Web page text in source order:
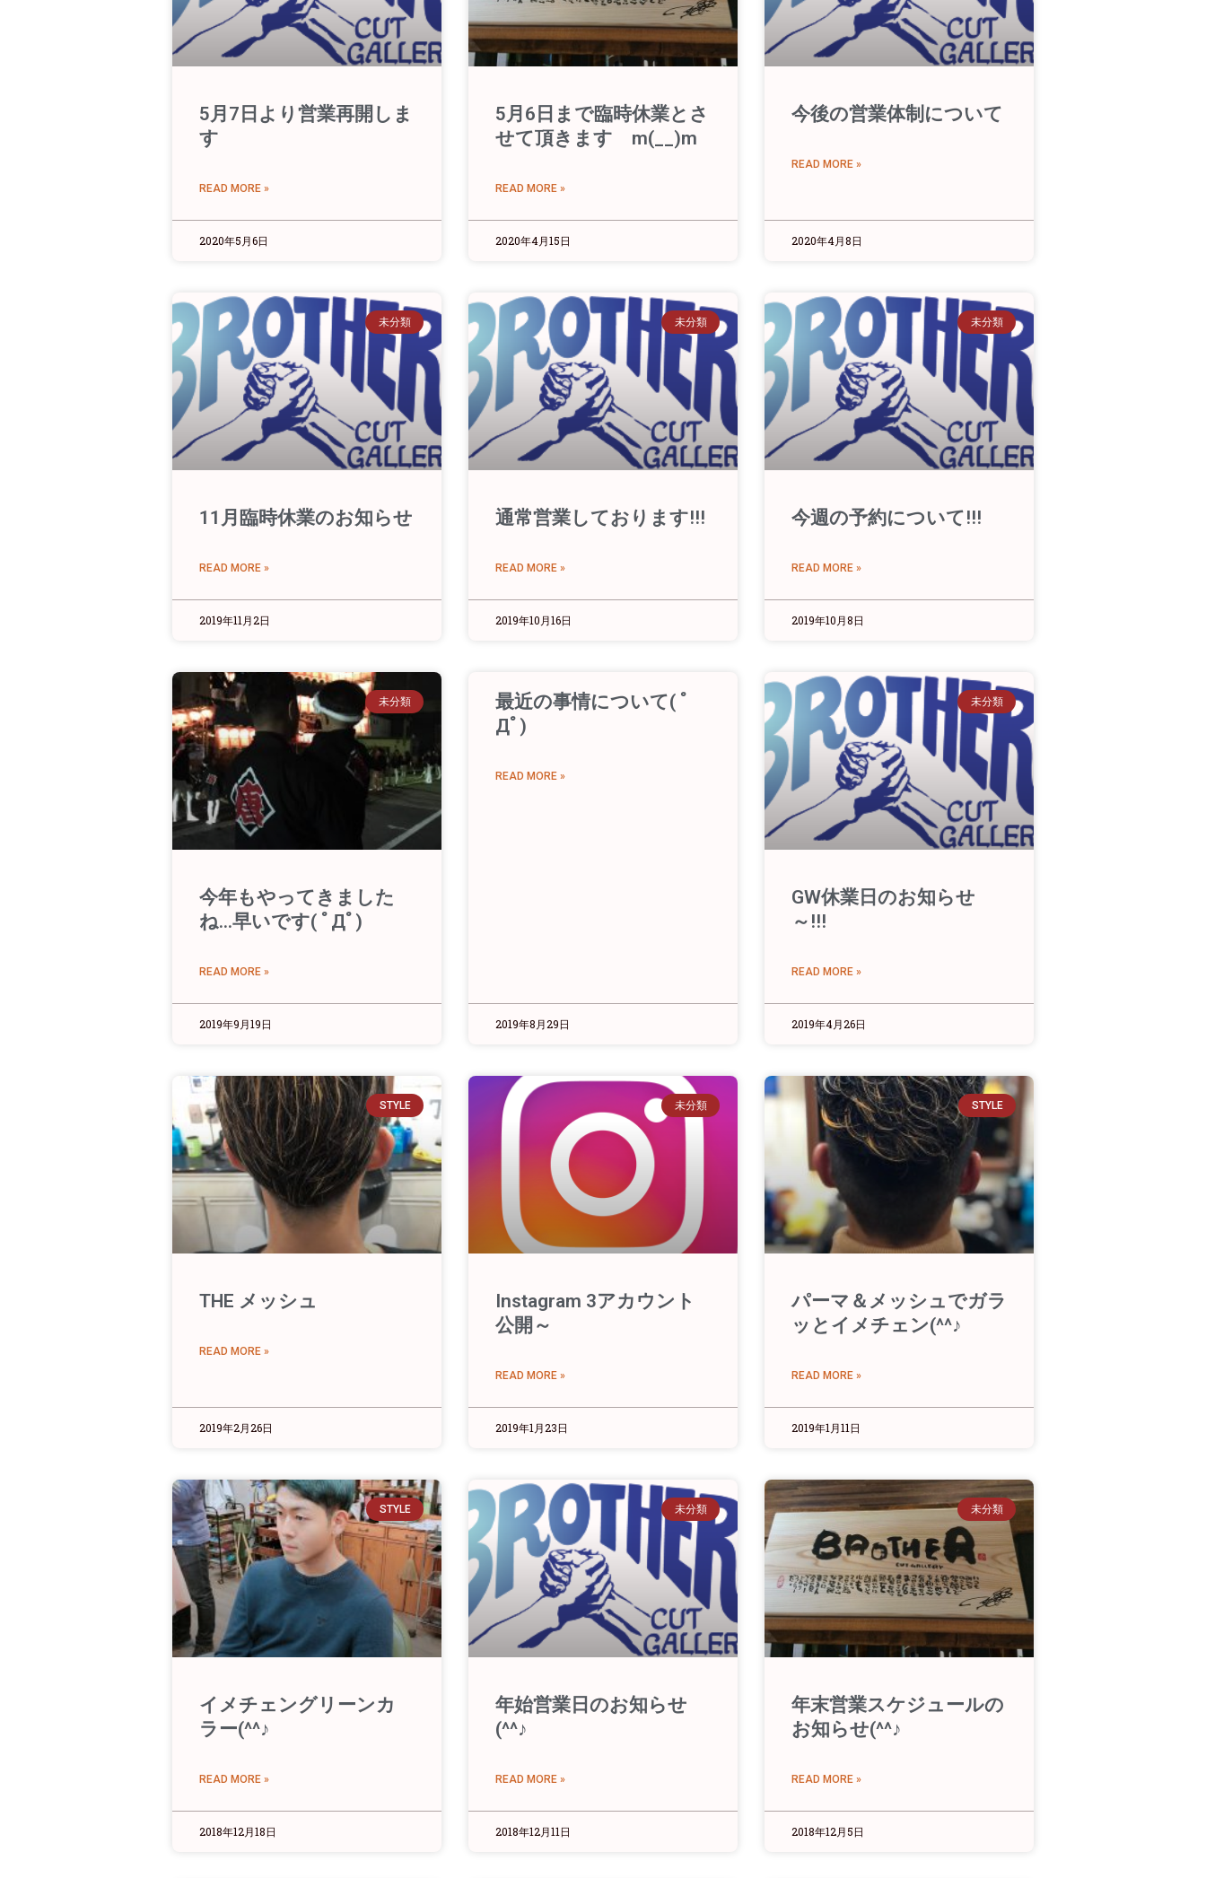
5月7日より営業再開しま
す
READ MORE »
2020年5月6日
5月6日まで臨時休業とさ
せて頂きます m(__)m
READ MORE »
2020年4月15日
今後の営業体制について
READ MORE »
2020年4月8日
未分類
11月臨時休業のお知らせ
READ MORE »
2019年11月2日
未分類
通常営業しております!!!
READ MORE »
2019年10月16日
未分類
今週の予約について!!!
READ MORE »
2019年10月8日
未分類
今年もやってきました
ね…早いです( ﾟДﾟ)
READ MORE »
2019年9月19日
最近の事情について( ﾟ
Дﾟ)
READ MORE »
2019年8月29日
未分類
GW休業日のお知らせ
～!!!
READ MORE »
2019年4月26日
STYLE
THE メッシュ
READ MORE »
2019年2月26日
未分類
Instagram 3アカウント
公開～
READ MORE »
2019年1月23日
STYLE
パーマ＆メッシュでガラ
ッとイメチェン(^^♪
READ MORE »
2019年1月11日
STYLE
イメチェングリーンカ
ラー(^^♪
READ MORE »
2018年12月18日
未分類
年始営業日のお知らせ
(^^♪
READ MORE »
2018年12月11日
未分類
年末営業スケジュールの
お知らせ(^^♪
READ MORE »
2018年12月5日